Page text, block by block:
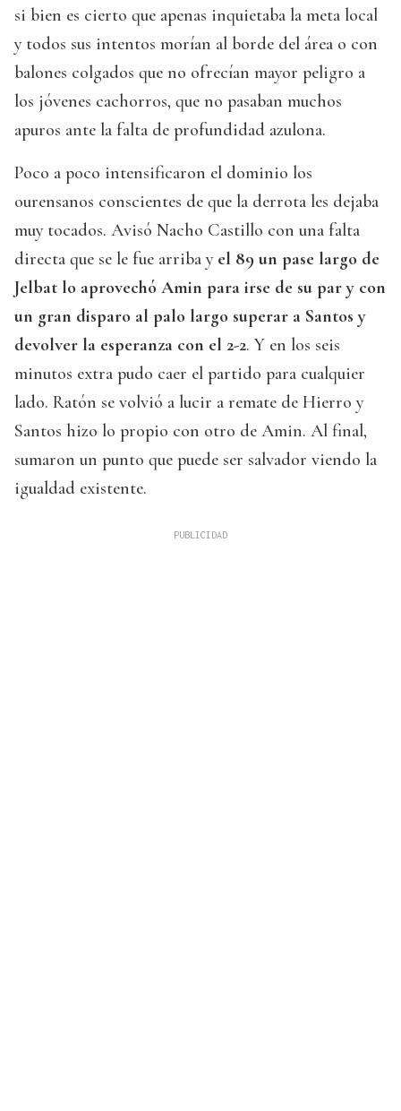
si bien es cierto que apenas inquietaba la meta local
y todos sus intentos morían al borde del área o con
balones colgados que no ofrecían mayor peligro a
los jóvenes cachorros, que no pasaban muchos
apuros ante la falta de profundidad azulona.
Poco a poco intensificaron el dominio los
ourensanos conscientes de que la derrota les dejaba
muy tocados. Avisó Nacho Castillo con una falta
directa que se le fue arriba y el 89 un pase largo de
Jelbat lo aprovechó Amin para irse de su par y con
un gran disparo al palo largo superar a Santos y
devolver la esperanza con el 2-2. Y en los seis
minutos extra pudo caer el partido para cualquier
lado. Ratón se volvió a lucir a remate de Hierro y
Santos hizo lo propio con otro de Amin. Al final,
sumaron un punto que puede ser salvador viendo la
igualdad existente.